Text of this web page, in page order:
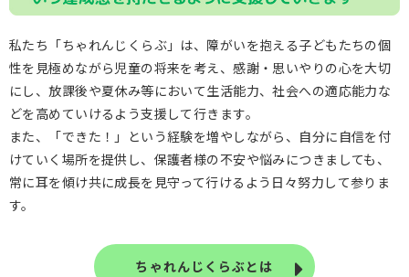
私たち「ちゃれんじくらぶ」は、障がいを抱える子どもたちの個
性を見極めながら児童の将来を考え、感謝・思いやりの心を大切
にし、放課後や夏休み等において生活能力、社会への適応能力な
どを高めていけるよう支援して行きます。
また、「できた！」という経験を増やしながら、自分に自信を付
けていく場所を提供し、 保護者様の不安や悩みにつきましても、
常に耳を傾け共に成長を見守って行けるよう日々努力して参りま
す。
ちゃれんじくらぶとは